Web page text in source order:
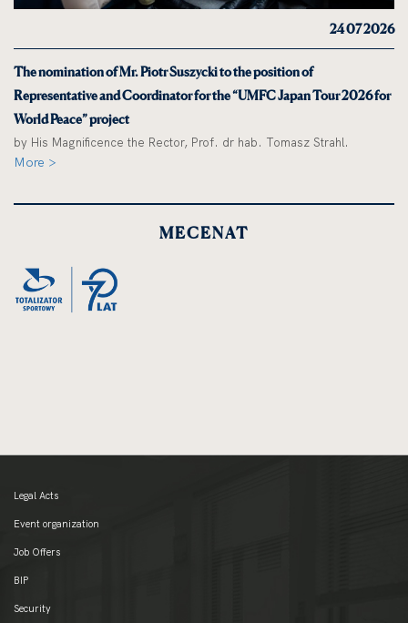
24 07 2026
The nomination of Mr. Piotr Suszycki to the position of
Representative and Coordinator for the “UMFC Japan Tour 2026 for
World Peace” project
by His Magnificence the Rector, Prof. dr hab. Tomasz Strahl.
More >
MECENAT
Legal Acts
Event organization
Job Offers
BIP
Security